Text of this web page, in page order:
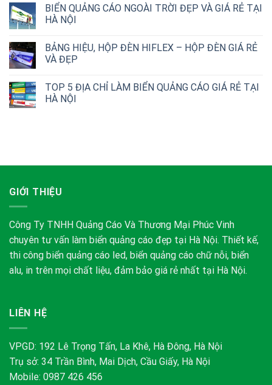
BIỂN QUẢNG CÁO NGOÀI TRỜI ĐẸP VÀ GIÁ RẺ TẠI
HÀ NỘI
BẢNG HIỆU, HỘP ĐÈN HIFLEX – HỘP ĐÈN GIÁ RẺ
VÀ ĐẸP
TOP 5 ĐỊA CHỈ LÀM BIỂN QUẢNG CÁO GIÁ RẺ TẠI
HÀ NỘI
GIỚI THIỆU
Công Ty TNHH Quảng Cáo Và Thương Mại Phúc Vinh
chuyên tư vấn làm biển quảng cáo đẹp tại Hà Nội. Thiết kế,
thi công biển quảng cáo led, biển quảng cáo chữ nỗi, biển
alu, in trên mọi chất liệu, đảm bảo giá rẻ nhất tại Hà Nội.
LIÊN HỆ
VPGD: 192 Lê Trọng Tấn, La Khê, Hà Đông, Hà Nội
Trụ sở: 34 Trần Bình, Mai Dịch, Cầu Giấy, Hà Nội
Mobile: 0987 426 456